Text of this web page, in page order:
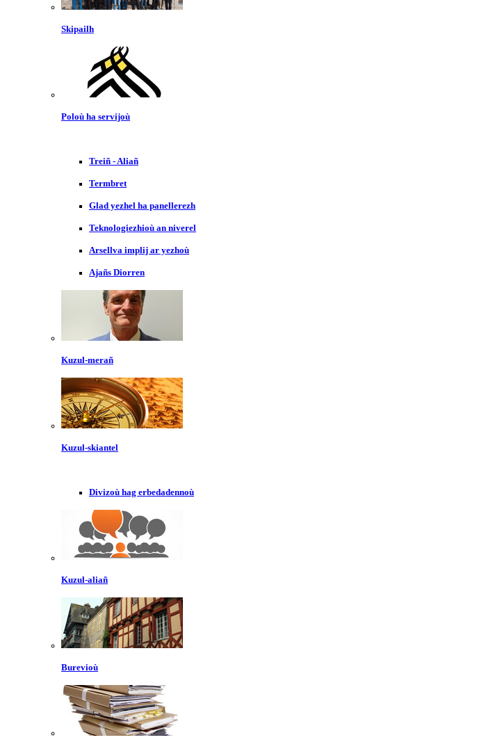
Skipailh
Poloù ha servijoù
Treiñ - Aliañ
Termbret
Glad yezhel ha panellerezh
Teknologiezhioù an niverel
Arsellva implij ar yezhoù
Ajañs Diorren
Kuzul-merañ
Kuzul-skiantel
Divizoù hag erbedadennoù
Kuzul-aliañ
Burevioù